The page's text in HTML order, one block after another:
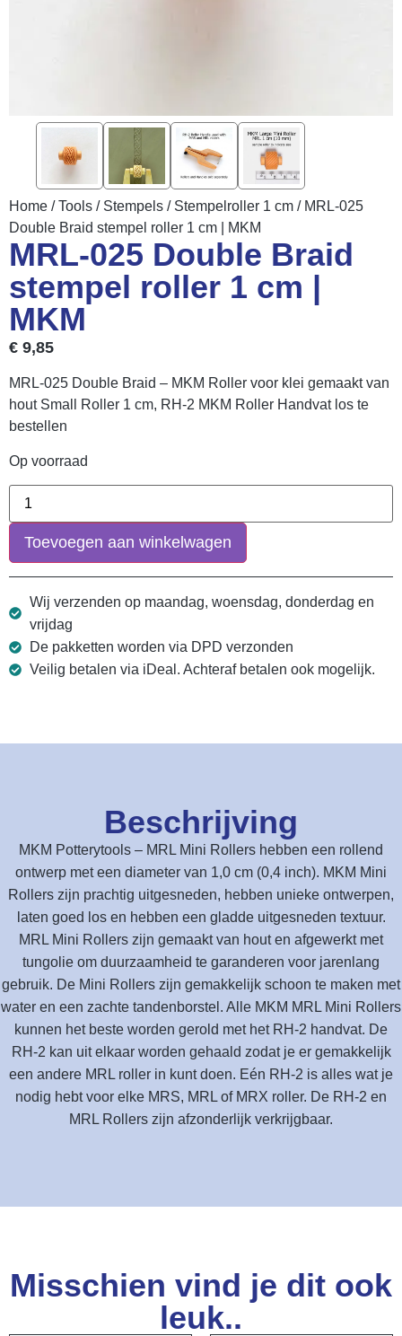
Home /Tools / Stempels / Stempelroller 1 cm / MRL-025
Double Braid stempel roller 1 cm | MKM
MRL-025 Double Braid
stempel roller 1 cm |
MKM
€ 9,85
MRL-025 Double Braid – MKM Roller voor klei gemaakt van
hout Small Roller 1 cm, RH-2 MKM Roller Handvat los te
bestellen
Op voorraad
Toevoegen aan winkelwagen
Wij verzenden op maandag, woensdag, donderdag en
vrijdag
De pakketten worden via DPD verzonden
Veilig betalen via iDeal. Achteraf betalen ook mogelijk.
Beschrijving
MKM Potterytools – MRL Mini Rollers hebben een rollend
ontwerp met een diameter van 1,0 cm (0,4 inch). MKM Mini
Rollers zijn prachtig uitgesneden, hebben unieke ontwerpen,
laten goed los en hebben een gladde uitgesneden textuur.
MRL Mini Rollers zijn gemaakt van hout en afgewerkt met
tungolie om duurzaamheid te garanderen voor jarenlang
gebruik. De Mini Rollers zijn gemakkelijk schoon te maken met
water en een zachte tandenborstel. Alle MKM MRL Mini Rollers
kunnen het beste worden gerold met het RH-2 handvat. De
RH-2 kan uit elkaar worden gehaald zodat je er gemakkelijk
een andere MRL roller in kunt doen. Eén RH-2 is alles wat je
nodig hebt voor elke MRS, MRL of MRX roller. De RH-2 en
MRL Rollers zijn afzonderlijk verkrijgbaar.
Misschien vind je dit ook
leuk..